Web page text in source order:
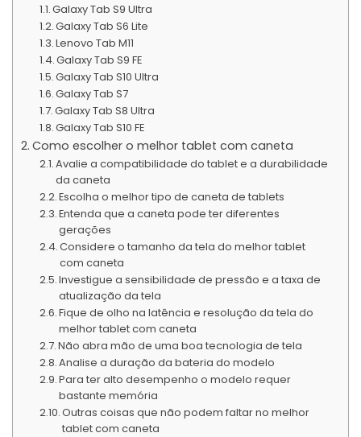
Galaxy Tab S9 Ultra
Galaxy Tab S6 Lite
Lenovo Tab M11
Galaxy Tab S9 FE
Galaxy Tab S10 Ultra
Galaxy Tab S7
Galaxy Tab S8 Ultra
Galaxy Tab S10 FE
Como escolher o melhor tablet com caneta
Avalie a compatibilidade do tablet e a durabilidade
da caneta
Escolha o melhor tipo de caneta de tablets
Entenda que a caneta pode ter diferentes
gerações
Considere o tamanho da tela do melhor tablet
com caneta
Investigue a sensibilidade de pressão e a taxa de
atualização da tela
Fique de olho na latência e resolução da tela do
melhor tablet com caneta
Não abra mão de uma boa tecnologia de tela
Analise a duração da bateria do modelo
Para ter alto desempenho o modelo requer
bastante memória
Outras coisas que não podem faltar no melhor
tablet com caneta